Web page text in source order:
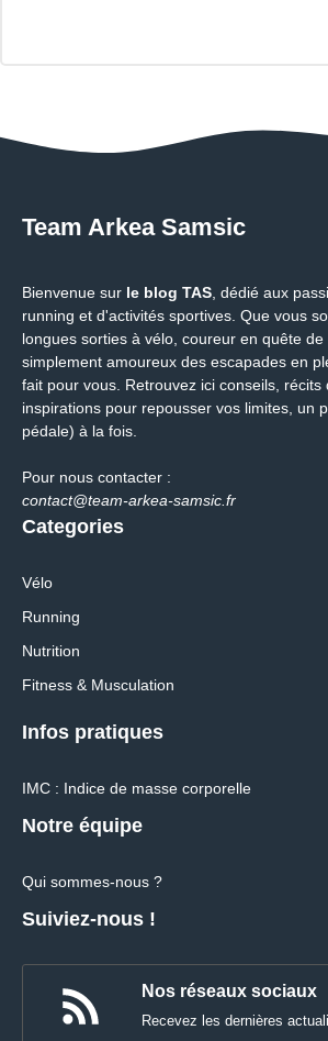
Team Arkea Samsic
Bienvenue sur le blog TAS, dédié aux
running et d'activités sportives. Que vous
longues sorties à vélo, coureur en quête
simplement amoureux des escapades en
fait pour vous. Retrouvez ici conseils, récits
inspirations pour repousser vos limites, un
pédale) à la fois.
Pour nous contacter :
contact@team-arkea-samsic.fr
Categories
Vélo
Running
Nutrition
Fitness & Musculation
Infos pratiques
IMC : Indice de masse corporelle
Notre équipe
Qui sommes-nous ?
Suiviez-nous !
Nos réseaux sociaux
Recevez les dernières